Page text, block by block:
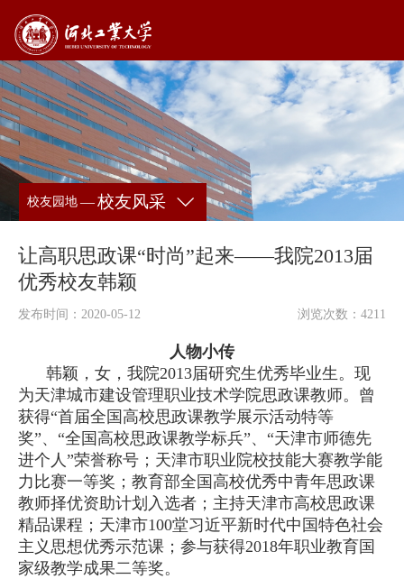
校友园地—校友风采
让高职思政课“时尚”起来——我院2013届
优秀校友韩颖
发布时间：2020-05-12 浏览次数： 4211
人物小传
韩颖，女，我院2013届研究生优秀毕业生。现
为天津城市建设管理职业技术学院思政课教师。曾
获得“首届全国高校思政课教学展示活动特等
奖”、“全国高校思政课教学标兵”、“天津市师德先
进个人”荣誉称号；天津市职业院校技能大赛教学能
力比赛一等奖；教育部全国高校优秀中青年思政课
教师择优资助计划入选者；主持天津市高校思政课
精品课程；天津市100堂习近平新时代中国特色社会
主义思想优秀示范课；参与获得2018年职业教育国
家级教学成果二等奖。